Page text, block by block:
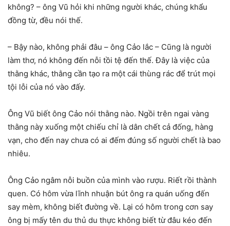
không? – ông Vũ hỏi khi những người khác, chúng khẩu
đồng từ, đều nói thế.
– Bậy nào, không phải đâu – ông Cảo lắc – Cũng là người
làm thơ, nó không đến nỗi tồi tệ đến thế. Đây là việc của
thằng khác, thằng cần tạo ra một cái thùng rác để trút mọi
tội lỗi của nó vào đấy.
Ông Vũ biết ông Cảo nói thằng nào. Ngồi trên ngai vàng
thằng này xuống một chiếu chỉ là dân chết cả đống, hàng
vạn, cho đến nay chưa có ai đếm đúng số người chết là bao
nhiêu.
Ông Cảo ngâm nỗi buồn của mình vào rượu. Riết rồi thành
quen. Có hôm vừa lĩnh nhuận bút ông ra quán uống đến
say mèm, không biết đường về. Lại có hôm trong cơn say
ông bị mấy tên du thủ du thực không biết từ đâu kéo đến